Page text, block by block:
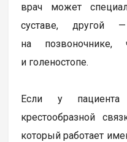
врач может
суставе,
на
и голеностопе.
Если у пациента
крестообразной
который работает